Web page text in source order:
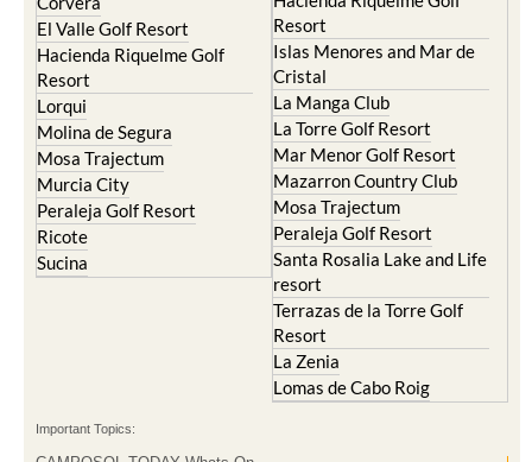
El Valle Golf Resort
Hacienda Riquelme Golf
Resort
Lorqui
Molina de Segura
Mosa Trajectum
Murcia City
Peraleja Golf Resort
Ricote
Sucina
Resort
Islas Menores and Mar de
Cristal
La Manga Club
La Torre Golf Resort
Mar Menor Golf Resort
Mazarron Country Club
Mosa Trajectum
Peraleja Golf Resort
Santa Rosalia Lake and Life
resort
Terrazas de la Torre Golf
Resort
La Zenia
Lomas de Cabo Roig
Important Topics: